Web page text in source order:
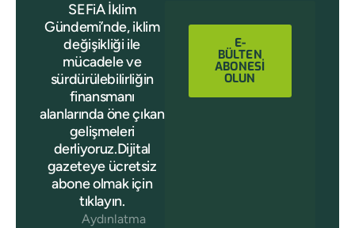
SEFiA İklim
Gündemi’nde, iklim
değişikliği ile
mücadele ve
sürdürülebilirliğin
finansmanı
alanlarında öne çıkan
gelişmeleri
derliyoruz.Dijital
gazeteye ücretsiz
abone olmak için
tıklayın.
Aydınlatma
E-
BÜLTEN
ABONESİ
OLUN